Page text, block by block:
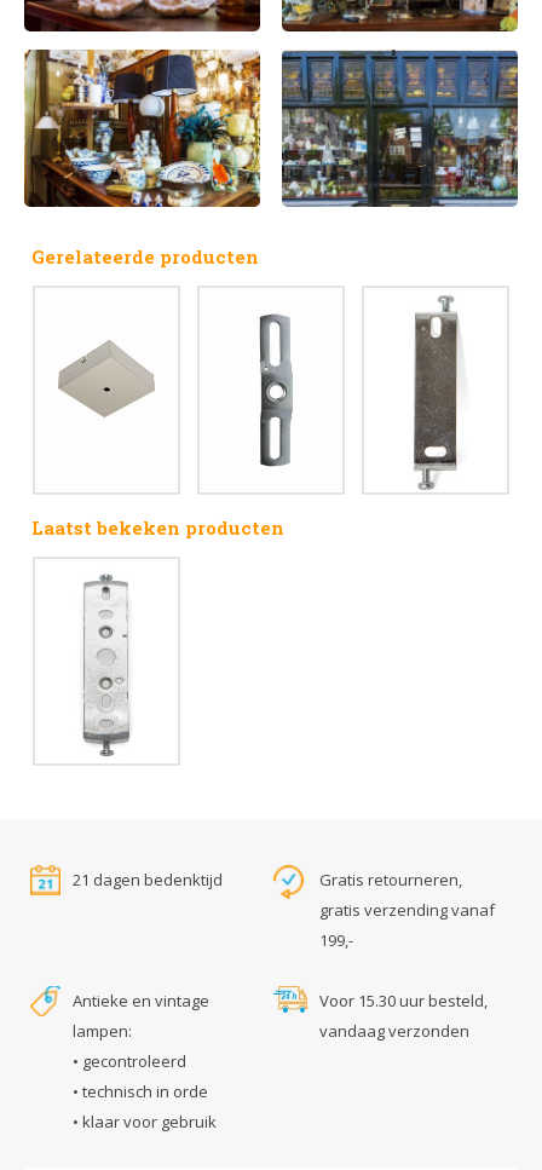
Gerelateerde producten
Laatst bekeken producten
21 dagen bedenktijd
Gratis retourneren,
gratis verzending vanaf
199,-
Antieke en vintage
lampen:
• gecontroleerd
• technisch in orde
• klaar voor gebruik
Voor 15.30 uur besteld,
vandaag verzonden